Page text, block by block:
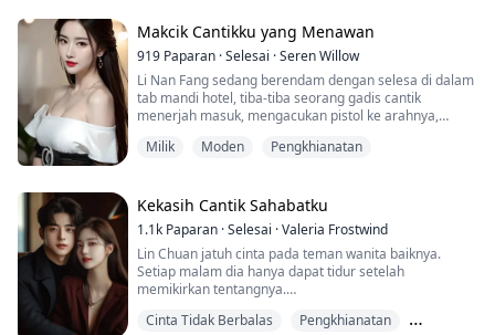
Makcik Cantikku yang Menawan
919 Paparan ·Selesai ·Seren Willow
Li Nan Fang sedang berendam dengan selesa di dalam
tab mandi hotel, tiba-tiba seorang gadis cantik
menerjah masuk, mengacukan pistol ke arahnya,
Kemudian barulah dia tahu, gadis cantik itu sebenarnya
Milik Moden Pengkhianatan
Kekasih Cantik Sahabatku
1.1k Paparan ·Selesai ·Valeria Frostwind
Lin Chuan jatuh cinta pada teman wanita baiknya.
Setiap malam dia hanya dapat tidur setelah
memikirkan tentangnya.
setiap detik bersama gadis idamannya.
Cinta Tidak Berbalas
Pengkhianatan